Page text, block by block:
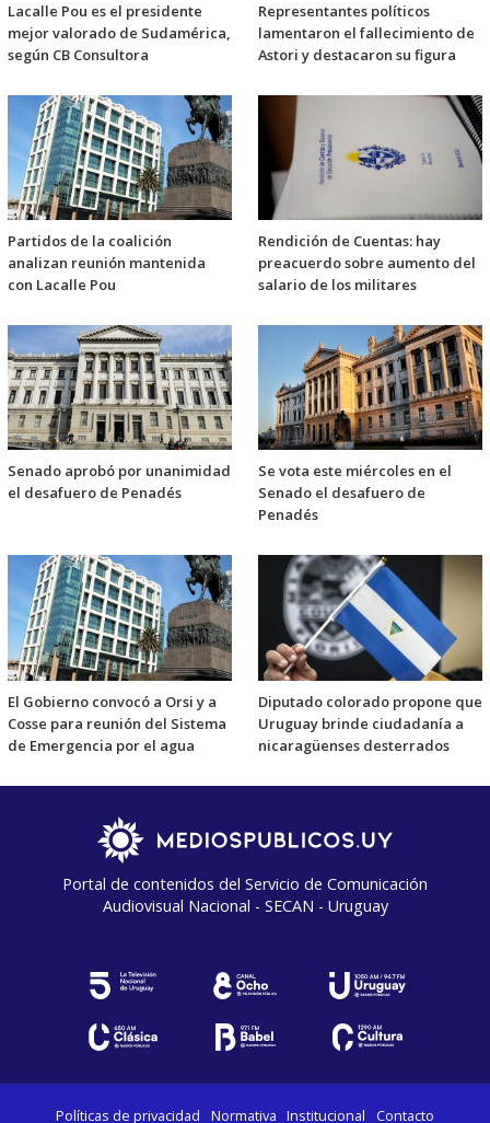
Lacalle Pou es el presidente
mejor valorado de Sudamérica,
según CB Consultora
Representantes políticos
lamentaron el fallecimiento de
Astori y destacaron su figura
Partidos de la coalición
analizan reunión mantenida
con Lacalle Pou
Rendición de Cuentas: hay
preacuerdo sobre aumento del
salario de los militares
Senado aprobó por unanimidad
el desafuero de Penadés
Se vota este miércoles en el
Senado el desafuero de
Penadés
El Gobierno convocó a Orsi y a
Cosse para reunión del Sistema
de Emergencia por el agua
Diputado colorado propone que
Uruguay brinde ciudadanía a
nicaragüenses desterrados
Portal de contenidos del Servicio de Comunicación
Audiovisual Nacional - SECAN - Uruguay
Políticas de privacidad Normativa Institucional Contacto